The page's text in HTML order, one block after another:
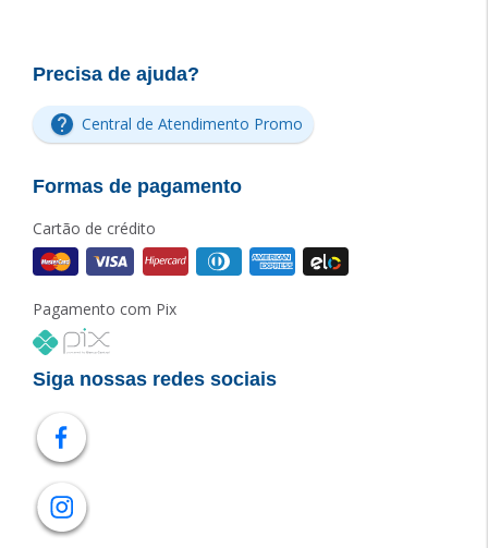
Precisa de ajuda?
Central de Atendimento Promo
Formas de pagamento
Cartão de crédito
Pagamento com Pix
Siga nossas redes sociais